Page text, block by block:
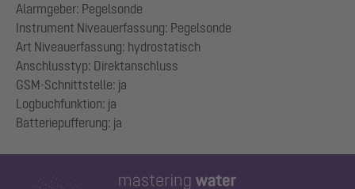
Alarmgeber: Pegelsonde
Instrument Niveauerfassung: Pegelsonde
Art Niveauerfassung: hydrostatisch
Anschlusstyp: Direktanschluss
GSM-Schnittstelle: ja
Logbuchfunktion: ja